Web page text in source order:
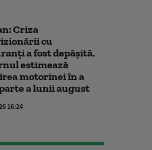
Criza
cu
a fost depășită.
estimează
motorinei în a
a lunii august
16:24